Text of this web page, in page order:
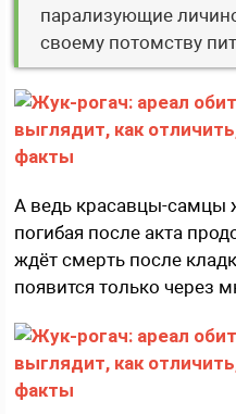
парализующие
своему потомству
А ведь красавцы-самцы
погибая после акта
ждёт смерть после
появится только через